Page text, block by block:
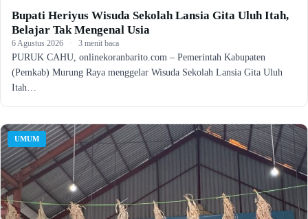
Bupati Heriyus Wisuda Sekolah Lansia Gita Uluh Itah,
Belajar Tak Mengenal Usia
6 Agustus 2026 · 3 menit baca
PURUK CAHU, onlinekoranbarito.com – Pemerintah Kabupaten
(Pemkab) Murung Raya menggelar Wisuda Sekolah Lansia Gita Uluh
Itah…
UMUM